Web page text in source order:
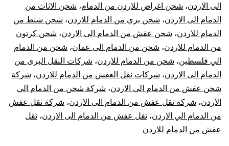
|
نقل
عفش
من
الدمام
الى الاردن، شحن اغراض للاردن من الدمام، شحن الاثاث من
الدمام الى الاردن، شحن بري من الدمام للاردن، شحن شنط من
الدمام للاردن، شحن عفش من الدمام الى الاردن، شحن كرتون
من الدمام للاردن، شحن من الدمام الى عمان، شحن من الدمام
الي فلسطين، شحن من الدمام للاردن، شركات النقل البرى من
الدمام الى الاردن، شركات نقل العفش من الدمام للاردن، شركة
شحن عفش من الدمام الى الاردن، شركة شحن من الدمام الي
الاردن، شركة نقل عفش من الدمام الى الاردن، شركة نقل عفش
من الدمام الي الاردن، نقل عفش من الدمام الى الاردن، نقل
عفش من الدمام للاردن